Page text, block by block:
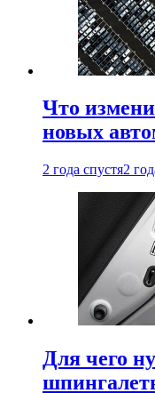
Что
новых
2 года спустя2
Для чего